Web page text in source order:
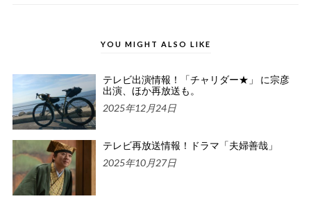
YOU MIGHT ALSO LIKE
テレビ出演情報！「チャリダー★」 に宗彦
出演、ほか再放送も。
2025年12月24日
テレビ再放送情報！ドラマ「夫婦善哉」
2025年10月27日